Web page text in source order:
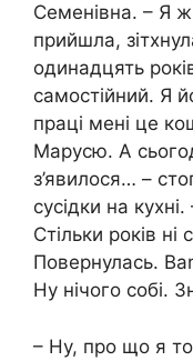
Семенівна. – Я ж
прийшла,
одинадцять
самостійний. Я
праці мені це
Марусю. А
з’явилося… –
сусідки на
Стільки років ні
Повернулась.
Ну нічого собі.
– Ну, про що я